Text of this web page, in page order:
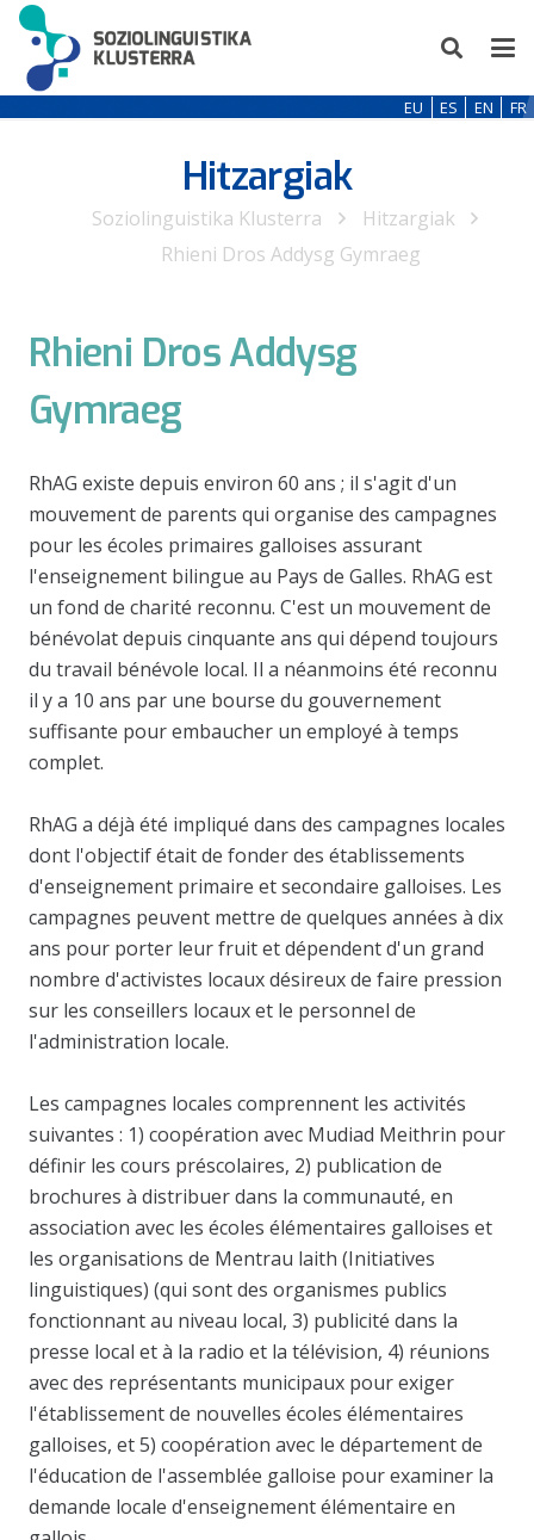
EU ES EN FR
Hitzargiak
Soziolinguistika Klusterra
Hitzargiak
Rhieni Dros Addysg Gymraeg
Rhieni Dros Addysg
Gymraeg
RhAG existe depuis environ 60 ans ; il s'agit d'un
mouvement de parents qui organise des campagnes
pour les écoles primaires galloises assurant
l'enseignement bilingue au Pays de Galles. RhAG est
un fond de charité reconnu. C'est un mouvement de
bénévolat depuis cinquante ans qui dépend toujours
du travail bénévole local. Il a néanmoins été reconnu
il y a 10 ans par une bourse du gouvernement
suffisante pour embaucher un employé à temps
complet.
RhAG a déjà été impliqué dans des campagnes locales
dont l'objectif était de fonder des établissements
d'enseignement primaire et secondaire galloises. Les
campagnes peuvent mettre de quelques années à dix
ans pour porter leur fruit et dépendent d'un grand
nombre d'activistes locaux désireux de faire pression
sur les conseillers locaux et le personnel de
l'administration locale.
Les campagnes locales comprennent les activités
suivantes : 1) coopération avec Mudiad Meithrin pour
définir les cours préscolaires, 2) publication de
brochures à distribuer dans la communauté, en
association avec les écoles élémentaires galloises et
les organisations de Mentrau laith (Initiatives
linguistiques) (qui sont des organismes publics
fonctionnant au niveau local, 3) publicité dans la
presse local et à la radio et la télévision, 4) réunions
avec des représentants municipaux pour exiger
l'établissement de nouvelles écoles élémentaires
galloises, et 5) coopération avec le département de
l'éducation de l'assemblée galloise pour examiner la
demande locale d'enseignement élémentaire en